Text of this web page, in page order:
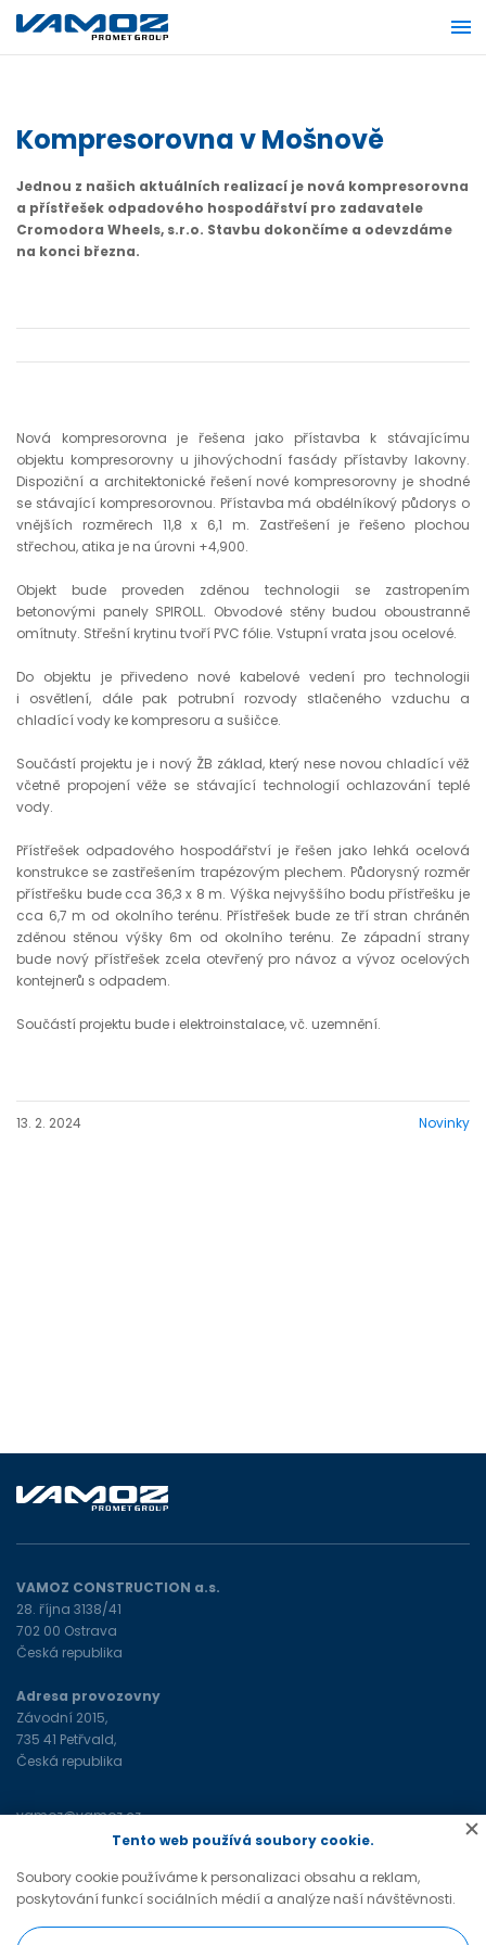
Kompresorovna v Mošnově
Jednou z našich aktuálních realizací je nová kompresorovna
a přístřešek odpadového hospodářství pro zadavatele
Cromodora Wheels, s.r.o. Stavbu dokončíme a odevzdáme
na konci března.
Nová kompresorovna je řešena jako přístavba k stávajícímu
objektu kompresorovny u jihovýchodní fasády přístavby lakovny.
Dispoziční a architektonické řešení nové kompresorovny je shodné
se stávající kompresorovnou. Přístavba má obdélníkový půdorys o
vnějších rozměrech 11,8 x 6,1 m. Zastřešení je řešeno plochou
střechou, atika je na úrovni +4,900.
Objekt bude proveden zděnou technologii se zastropením
betonovými panely SPIROLL. Obvodové stěny budou oboustranně
omítnuty. Střešní krytinu tvoří PVC fólie. Vstupní vrata jsou ocelové.
Do objektu je přivedeno nové kabelové vedení pro technologii
i osvětlení, dále pak potrubní rozvody stlačeného vzduchu a
chladící vody ke kompresoru a sušičce.
Součástí projektu je i nový ŽB základ, který nese novou chladící věž
včetně propojení věže se stávající technologií ochlazování teplé
vody.
Přístřešek odpadového hospodářství je řešen jako lehká ocelová
konstrukce se zastřešením trapézovým plechem. Půdorysný rozměr
přístřešku bude cca 36,3 x 8 m. Výška nejvyššího bodu přístřešku je
cca 6,7 m od okolního terénu. Přístřešek bude ze tří stran chráněn
zděnou stěnou výšky 6m od okolního terénu. Ze západní strany
bude nový přístřešek zcela otevřený pro návoz a vývoz ocelových
kontejnerů s odpadem.
Součástí projektu bude i elektroinstalace, vč. uzemnění.
13. 2. 2024 Novinky
VAMOZ CONSTRUCTION a.s.
28. října 3138/41
702 00 Ostrava
Česká republika
Adresa provozovny
Závodní 2015,
735 41 Petřvald,
Česká republika
vamoz@vamoz.cz
+420 596 693 598(tel)
Tento web používá soubory cookie.
Soubory cookie používáme k personalizaci obsahu a reklam,
poskytování funkcí sociálních médií a analýze naší návštěvnosti.